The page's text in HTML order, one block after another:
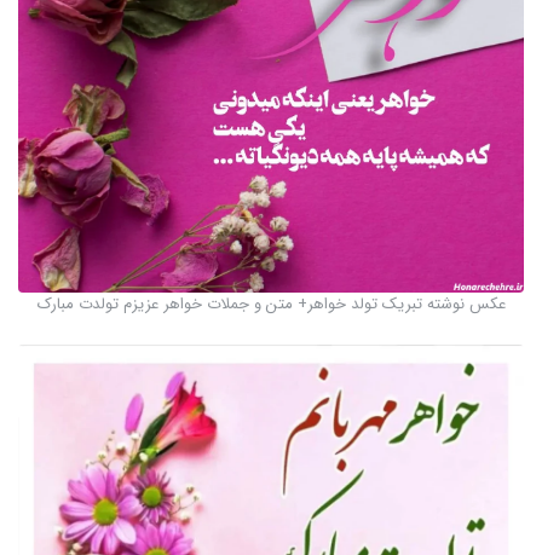
عکس نوشته تبریک تولد خواهر+ متن و جملات خواهر عزیزم تولدت مبارک